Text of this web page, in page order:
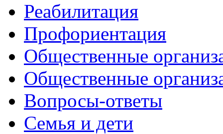
Реабилитация
Профориентация
Общественные
Общественные
Вопросы-ответы
Семья и дети